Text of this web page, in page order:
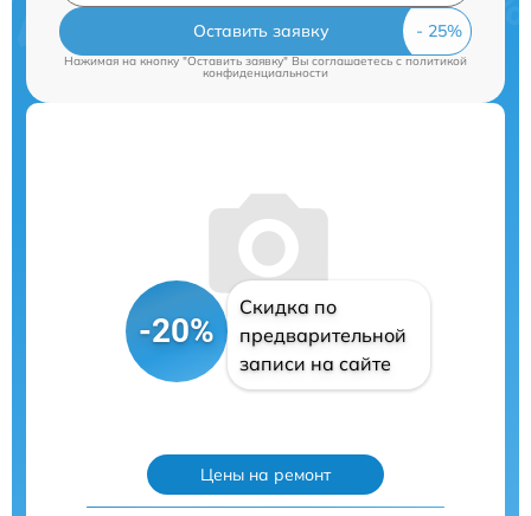
Оставить заявку
Нажимая на кнопку "Оставить заявку" Вы соглашаетесь cполитикой
конфиденциальности
-20%
Скидка по
предварительной
записи на сайте
Цены на ремонт